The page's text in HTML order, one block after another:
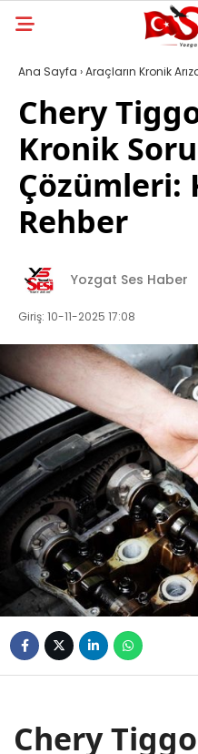
Ana Sayfa ›Araçların Kronik
Chery
Kronik
Çözümleri:
Rehber
Yozgat Ses Haber
Giriş: 10-11-2025 17:08
Chery